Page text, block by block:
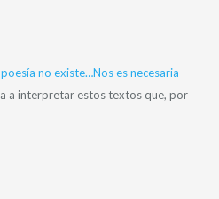
no existe…Nos es necesaria
a interpretar estos textos que, por